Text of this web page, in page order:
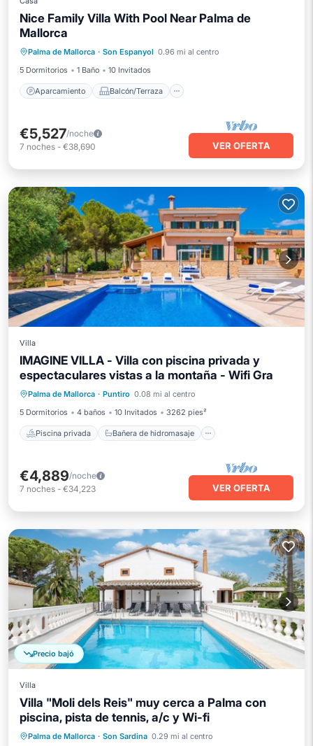
Nice Family Villa With Pool Near Palma de
Mallorca
Palma de Mallorca · Son Espanyol 0.96 mi al centro
5 Dormitorios
1 Baño 10 Invitados
Aparcamiento Balcón/Terraza
Cocina
Aire acondicionado
€5,527/noche
7 noches - €38,690 VER OFERTA
Villa
IMAGINE VILLA - Villa con piscina privada y
espectaculares vistas a la montaña - Wifi Gra
Palma de Mallorca · Puntiro 0.08 mi al centro
5 Dormitorios
4 baños 10 Invitados 3262 pies²
Piscina privada Bañera de hidromasaje
Piscina privada
Bañera de hidromasaje
Aparcamiento
Piscina
€4,889/noche
7 noches - €34,223 VER OFERTA
Precio bajó
Villa
Villa "Moli dels Reis" muy cerca a Palma con
piscina, pista de tennis, a/c y Wi-fi
Palma de Mallorca · Son Sardina 0.29 mi al centro
Piscina privada
Aparcamiento